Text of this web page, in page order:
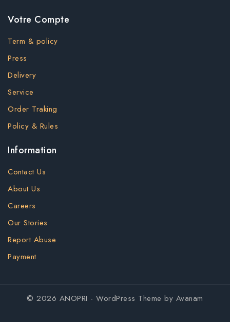
Votre Compte
Term & policy
Press
Delivery
Service
Order Traking
Policy & Rules
Information
Contact Us
About Us
Careers
Our Stories
Report Abuse
Payment
© 2026 ANOPRI - WordPress Theme by Avanam